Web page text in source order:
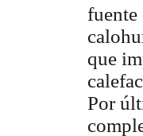
fuente
que
Por